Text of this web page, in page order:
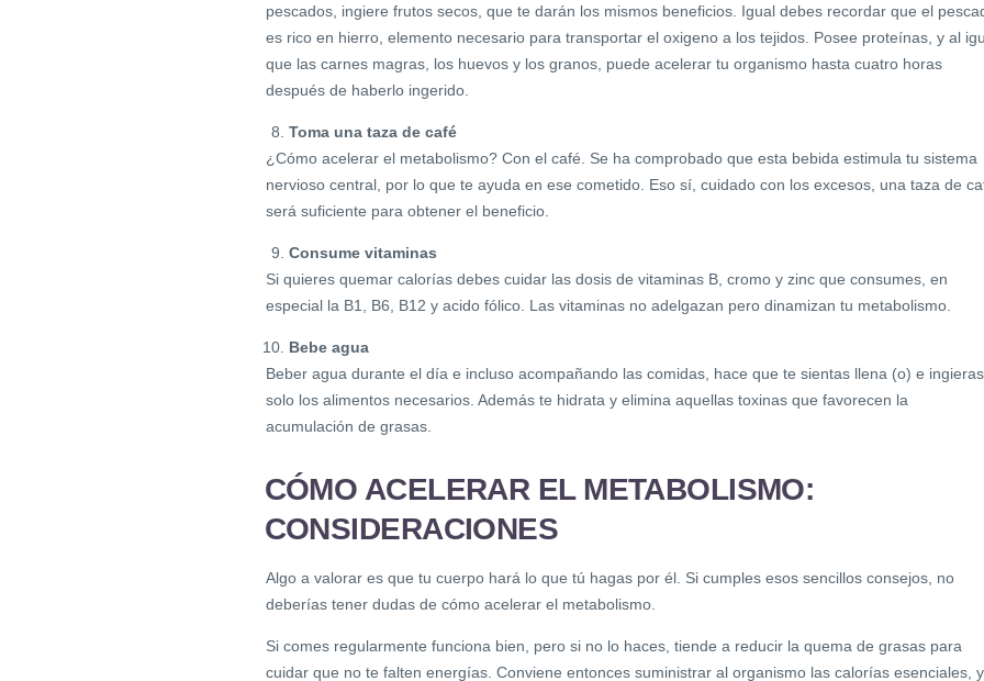
pescados, ingiere frutos secos, que te darán los mismos beneficios. Igual debes recordar que el
es rico en hierro, elemento necesario para transportar el oxigeno a los tejidos. Posee proteínas, y al
que las carnes magras, los huevos y los granos, puede acelerar tu organismo hasta cuatro horas
después de haberlo ingerido.
Toma una taza de café
¿Cómo acelerar el metabolismo? Con el café. Se ha comprobado que esta bebida estimula tu sistema
nervioso central, por lo que te ayuda en ese cometido. Eso sí, cuidado con los excesos, una taza de
será suficiente para obtener el beneficio.
Consume vitaminas
Si quieres quemar calorías debes cuidar las dosis de vitaminas B, cromo y zinc que consumes, en
especial la B1, B6, B12 y acido fólico. Las vitaminas no adelgazan pero dinamizan tu metabolismo.
Bebe agua
Beber agua durante el día e incluso acompañando las comidas, hace que te sientas llena (o) e ingieras
solo los alimentos necesarios. Además te hidrata y elimina aquellas toxinas que favorecen la
acumulación de grasas.
CÓMO ACELERAR EL METABOLISMO:
CONSIDERACIONES
Algo a valorar es que tu cuerpo hará lo que tú hagas por él. Si cumples esos sencillos consejos, no
deberías tener dudas de cómo acelerar el metabolismo.
Si comes regularmente funciona bien, pero si no lo haces, tiende a reducir la quema de grasas para
cuidar que no te falten energías. Conviene entonces suministrar al organismo las calorías esenciales, y